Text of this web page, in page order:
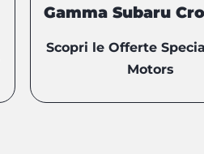
Gamma Subaru
Scopri le Offerte
Motors